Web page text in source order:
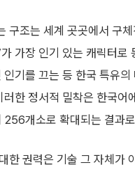
구조는 세계 곳곳에서 구
가장 인기 있는 캐릭터
기를 끄는 등 한국 특유
한 정서적 밀착은 한국
개소로 확대되는 결과
한 권력은 기술 그 자체가